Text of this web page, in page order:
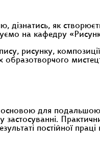
як
на кафедру
рисунку,
образотворчого
для
постійної